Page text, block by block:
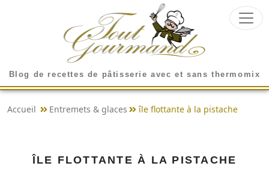
Blog de recettes de pâtisserie avec et sans thermomix
Accueil Entremets & glaces île flottante à la pistache
ÎLE FLOTTANTE À LA PISTACHE